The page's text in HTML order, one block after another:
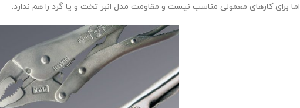
اما برای کارهای معمولی مناسب نیست و مقاومت مدل انبر تخت و یا گرد را هم ندارد.